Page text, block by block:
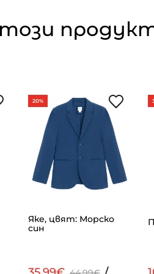
20%
Яке, цвят: Морско
син